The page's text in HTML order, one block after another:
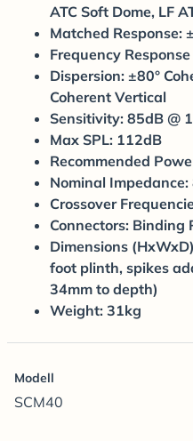
ATC Soft Dome, LF
Matched Response:
Frequency
Dispersion: ±80°
Coherent Vertical
Sensitivity: 85dB @
Max SPL: 112dB
Recommended
Nominal Impedance:
Crossover
Connectors:
Dimensions
foot plinth, spikes
34mm to depth)
Weight: 31kg
Modell
SCM40